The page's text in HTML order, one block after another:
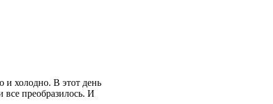
холодно. В этот день
все преобразилось. И